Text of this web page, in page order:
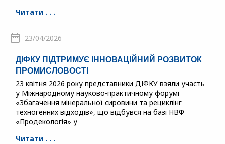
Читати . . .
23/04/2026
ДІФКУ ПІДТРИМУЄ ІННОВАЦІЙНИЙ РОЗВИТОК
ПРОМИСЛОВОСТІ
23 квітня 2026 року представники ДІФКУ взяли участь
у Міжнародному науково-практичному форумі
«Збагачення мінеральної сировини та рециклінг
техногенних відходів», що відбувся на базі НВФ
«Продекологія» у
Читати . . .